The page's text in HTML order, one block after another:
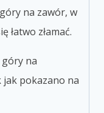
na zawór, w
łatwo złamać.
na
pokazano na